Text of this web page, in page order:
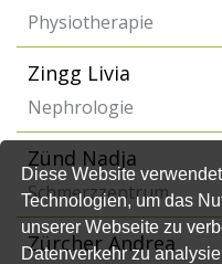
Diese Website
Technologien, um das
unserer Webseite zu
Datenverkehr zu
Physiotherapie
Zingg Livia
Nephrologie
Zünd Nadja
Schmerzzentrum
Zürcher Andrea